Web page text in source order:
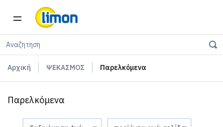
Αρχική ΨΕΚΑΣΜΟΣ Παρελκόμενα
Παρελκόμενα